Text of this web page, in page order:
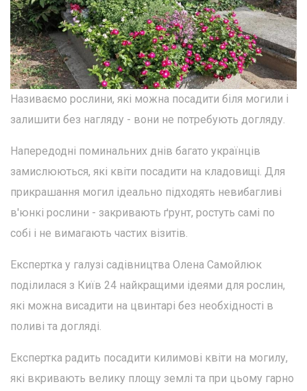
Називаємо рослини, які можна посадити біля могили і
залишити без нагляду - вони не потребують догляду.
Напередодні поминальних днів багато українців
замислюються, які квіти посадити на кладовищі. Для
прикрашання могил ідеально підходять невибагливі
в'юнкі рослини - закривають ґрунт, ростуть самі по
собі і не вимагають частих візитів.
Експертка у галузі садівництва Олена Самойлюк
поділилася з Київ 24 найкращими ідеями для рослин,
які можна висадити на цвинтарі без необхідності в
поливі та догляді.
Експертка радить посадити килимові квіти на могилу,
які вкривають велику площу землі та при цьому гарно